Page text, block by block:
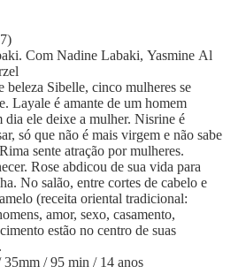
Com Nadine Labaki, Yasmine Al
beleza Sibelle, cinco mulheres se
Layale é amante de um homem
dia ele deixe a mulher. Nisrine é
só que não é mais virgem e não sabe
sente atração por mulheres.
Rose abdicou de sua vida para
No salão, entre cortes de cabelo e
(receita oriental tradicional:
amor, sexo, casamento,
estão no centro de suas
/ 95 min / 14 anos